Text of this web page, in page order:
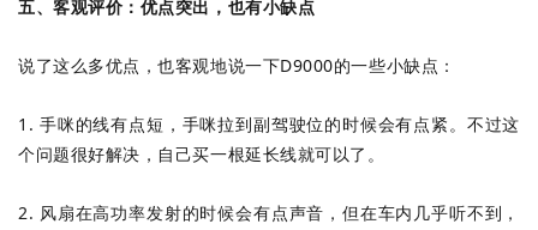
五、客观评价：优点突出，也有小缺点
说了这么多优点，也客观地说一下D9000的一些小缺点：
1. 手咪的线有点短，手咪拉到副驾驶位的时候会有点紧。不过这
个问题很好解决，自己买一根延长线就可以了。
2. 风扇在高功率发射的时候会有点声音，但在车内几乎听不到，